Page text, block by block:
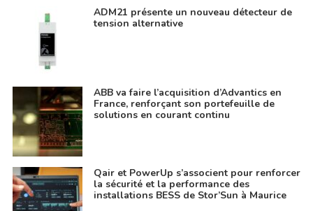
ADM21 présente un nouveau détecteur de
tension alternative
ABB va faire l’acquisition d’Advantics en
France, renforçant son portefeuille de
solutions en courant continu
Qair et PowerUp s’associent pour renforcer
la sécurité et la performance des
installations BESS de Stor’Sun à Maurice